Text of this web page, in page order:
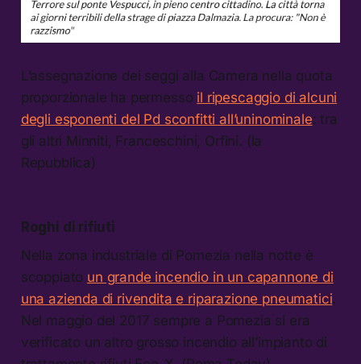
L’assegnazione dei seggi alla Camera nella quota
proporzionale ha permesso il ripescaggio di alcuni
degli esponenti del Pd sconfitti all’uninominale: tra
gli altri Minniti, Franceschini, Orfini. (la
Repubblica)
Roghi di rifiuti
Nella zona industriale di Pomezia nella notte è
scoppiato un grande incendio in un capannone di
una azienda di rivendita e riparazione pneumatici.
Nel maggio del 2017 sempre a Pomezia si era
verificato un altro grosso incendio all’impianto di